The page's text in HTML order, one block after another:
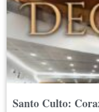
Santo Culto: